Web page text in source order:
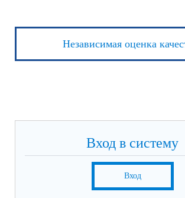
Независимая оценка
Вход в систему
Вход